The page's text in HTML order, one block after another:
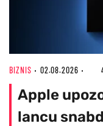
BIZNIS 02.08.2026
Apple
lancu